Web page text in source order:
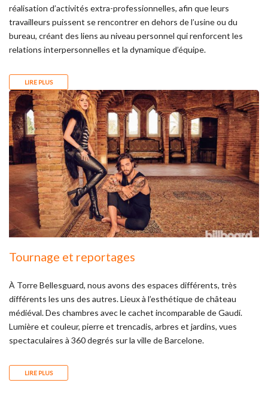
réalisation d’activités extra-professionnelles, afin que leurs
travailleurs puissent se rencontrer en dehors de l’usine ou du
bureau, créant des liens au niveau personnel qui renforcent les
relations interpersonnelles et la dynamique d’équipe.
LIRE PLUS
Tournage et reportages
À Torre Bellesguard, nous avons des espaces différents, très
différents les uns des autres. Lieux à l’esthétique de château
médiéval. Des chambres avec le cachet incomparable de Gaudí.
Lumière et couleur, pierre et trencadis, arbres et jardins, vues
spectaculaires à 360 degrés sur la ville de Barcelone.
LIRE PLUS